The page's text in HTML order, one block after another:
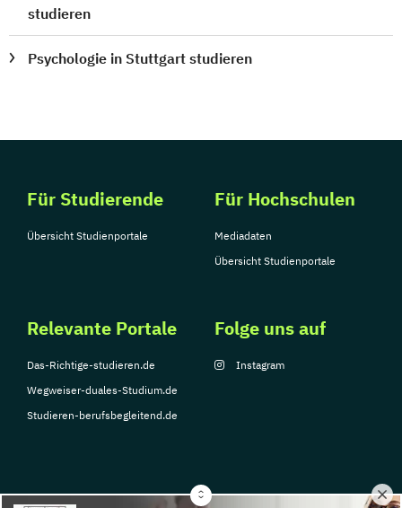
studieren
Psychologie in Stuttgart studieren
Für Studierende
Übersicht Studienportale
Für Hochschulen
Mediadaten
Übersicht Studienportale
Relevante Portale
Das-Richtige-studieren.de
Wegweiser-duales-Studium.de
Studieren-berufsbegleitend.de
Folge uns auf
Instagram